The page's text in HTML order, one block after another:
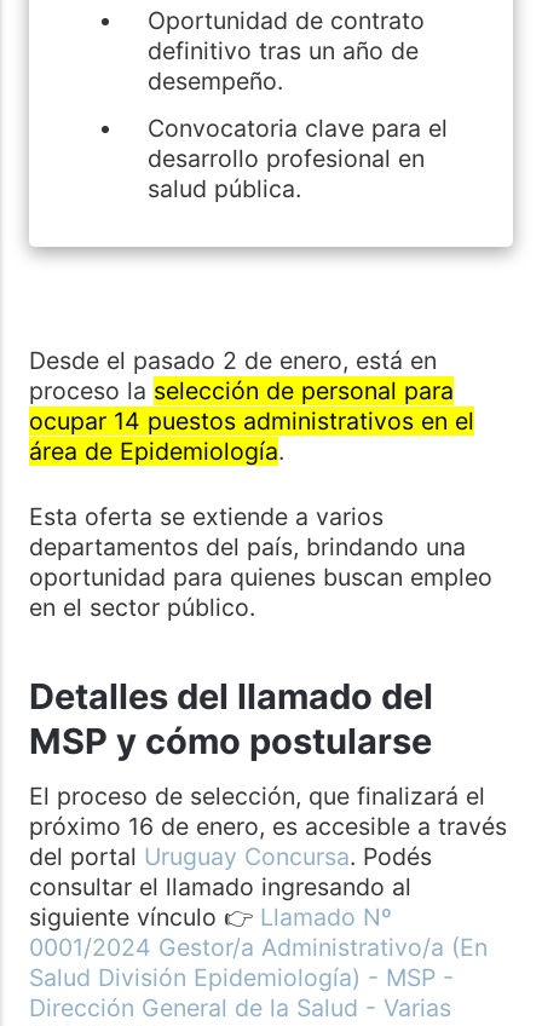
Oportunidad de contrato
definitivo tras un año de
desempeño.
Convocatoria clave para el
desarrollo profesional en
salud pública.
Desde el pasado 2 de enero, está en
proceso la selección de personal para
ocupar 14 puestos administrativos en el
área de Epidemiología.
Esta oferta se extiende a varios
departamentos del país, brindando una
oportunidad para quienes buscan empleo
en el sector público.
Detalles del llamado del
MSP y cómo postularse
El proceso de selección, que finalizará el
próximo 16 de enero, es accesible a través
del portal Uruguay Concursa. Podés
consultar el llamado ingresando al
siguiente vínculo 👉 Llamado Nº
0001/2024 Gestor/a Administrativo/a (En
Salud División Epidemiología) - MSP -
Dirección General de la Salud - Varias